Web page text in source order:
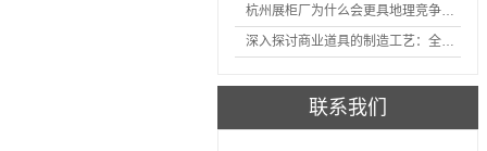
杭州展柜厂为什么会更具地理竞争优势？
深入探讨商业道具的制造工艺：全面分析从设计到维护的各个环节。
联系我们